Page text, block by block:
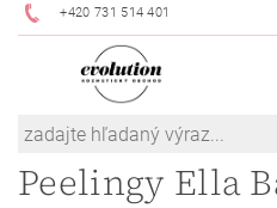
+420 731 514 401
Peelingy Ella